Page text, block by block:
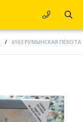
/ 6163 РУМЫНСКАЯ ПЕХОТА